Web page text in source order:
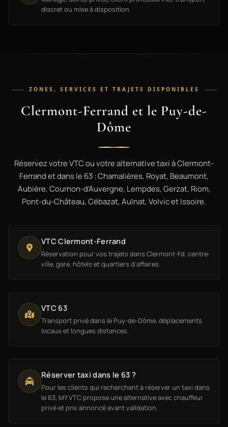
discret ou mise à disposition.
ZONES, SERVICES ET TRAJETS DISPONIBLES
Clermont-Ferrand et le Puy-de-
Dôme
Réservez votre VTC ou votre alternative taxi à Clermont-
Ferrand et dans le 63 : Chamalières, Royat, Beaumont,
Aubière, Cournon-d'Auvergne, Lempdes, Gerzat, Riom,
Pont-du-Château, Cébazat, Aulnat, Volvic et Issoire.
VTC Clermont-Ferrand
Réservation pour vos trajets dans Clermont-Fd, centre-
ville, gare, hôtels et quartiers d'affaires.
VTC 63
Transport privé dans le Puy-de-Dôme, déplacements
locaux et longues distances.
Réserver taxi dans le 63 ?
Pour les clients qui recherchent à réserver un taxi dans
le 63, MY VTC propose une alternative avec chauffeur
privé et prix annoncé avant validation.